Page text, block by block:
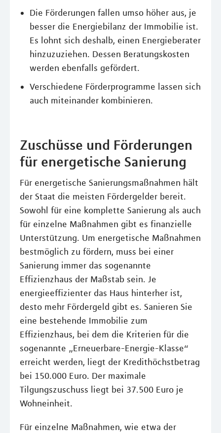
Die Förderungen fallen umso höher aus, je
besser die Energiebilanz der Immobilie ist.
Es lohnt sich deshalb, einen Energieberater
hinzuzuziehen. Dessen Beratungskosten
werden ebenfalls gefördert.
Verschiedene Förderprogramme lassen sich
auch miteinander kombinieren.
Zuschüsse und Förderungen
für energetische Sanierung
Für energetische Sanierungsmaßnahmen hält
der Staat die meisten Fördergelder bereit.
Sowohl für eine komplette Sanierung als auch
für einzelne Maßnahmen gibt es finanzielle
Unterstützung. Um energetische Maßnahmen
bestmöglich zu fördern, muss bei einer
Sanierung immer das sogenannte
Effizienzhaus der Maßstab sein. Je
energieeffizienter das Haus hinterher ist,
desto mehr Fördergeld gibt es. Sanieren Sie
eine bestehende Immobilie zum
Effizienzhaus, bei dem die Kriterien für die
sogenannte „Erneuerbare-Energie-Klasse“
erreicht werden, liegt der Kredithöchstbetrag
bei 150.000 Euro. Der maximale
Tilgungszuschuss liegt bei 37.500 Euro je
Wohneinheit.
Für einzelne Maßnahmen, wie etwa der